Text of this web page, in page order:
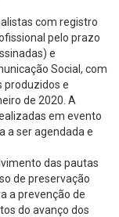
com registro
pelo prazo
e
Social, com
produzidos e
de 2020. A
em evento
a ser agendada e
das pautas
de preservação
a prevenção de
do avanço dos